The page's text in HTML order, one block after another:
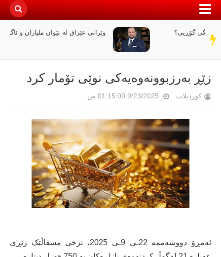
سەر
دێڕ
وێرانی عێراق لە نێوان ملیاران و ئاگردا
زێڕ بەرزبوونەوەیەکی نوێی تۆمار کرد
کوردپلات 9/23/2025 01:15:00 ص
ئەمڕۆ دووشەممە 22ـی 9ـی 2025، نرخی مسقاڵێک زێڕی